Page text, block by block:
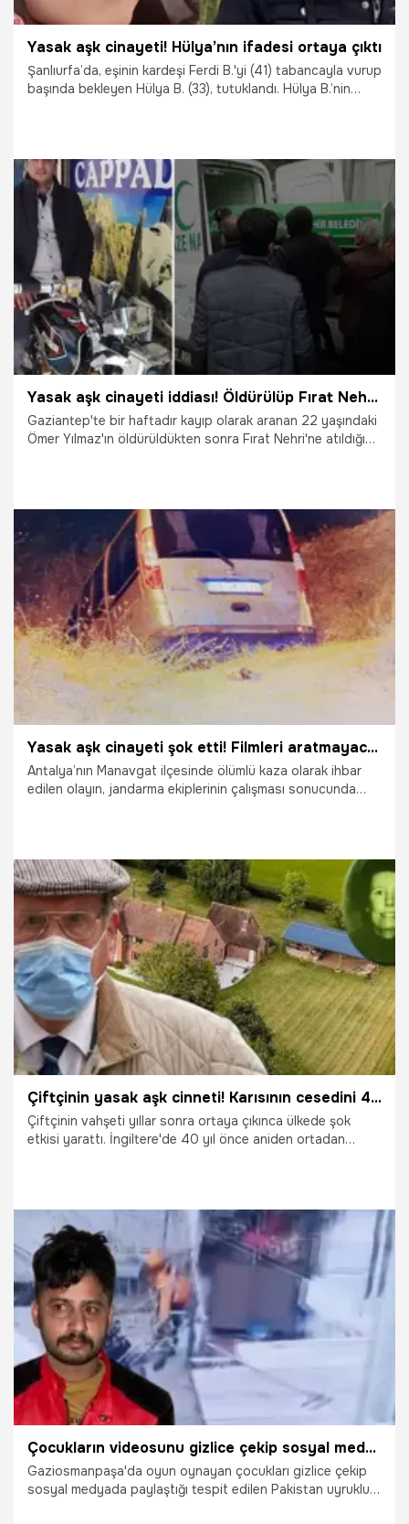
Yasak aşk cinayeti! Hülya’nın ifadesi ortaya çıktı
Şanlıurfa’da, eşinin kardeşi Ferdi B.'yi (41) tabancayla vurup
başında bekleyen Hülya B. (33), tutuklandı. Hülya B.’nin
5.04.2023 Yaşam
Yasak aşk cinayeti iddiası! Öldürülüp Fırat Nehri'ne atılmış
Gaziantep'te bir haftadır kayıp olarak aranan 22 yaşındaki
Ömer Yılmaz'ın öldürüldükten sonra Fırat Nehri'ne atıldığı
Cinayet Büro Amirliği ekipleri olayla ilgili 1'i kadın 2 şüpheliyi
gözaltına aldı.
18.03.2023 Yaşam
Yasak aşk cinayeti şok etti! Filmleri aratmayacak olay! Eşiyle ilişkiye girince...
Antalya’nın Manavgat ilçesinde ölümlü kaza olarak ihbar
edilen olayın, jandarma ekiplerinin çalışması sonucunda
30.07.2022 Yaşam
Çiftçinin yasak aşk cinneti! Karısının cesedini 40 yıl foseptikte sakladı
Çiftçinin vahşeti yıllar sonra ortaya çıkınca ülkede şok
etkisi yarattı. İngiltere'de 40 yıl önce aniden ortadan
katile yıkmaya çalışsa da gerçekler teker teker gün yüzüne
çıkıyor.
16.06.2022 Dünya
Çocukların videosunu gizlice çekip sosyal medyada paylaştı! Savunması 'pes' dedirtti
Gaziosmanpaşa'da oyun oynayan çocukları gizlice çekip
sosyal medyada paylaştığı tespit edilen Pakistan uyruklu